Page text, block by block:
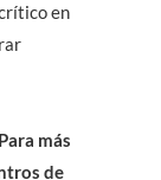
en
Para más
de